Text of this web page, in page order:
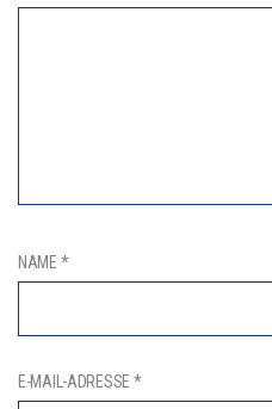
NAME *
E-MAIL-ADRESSE *